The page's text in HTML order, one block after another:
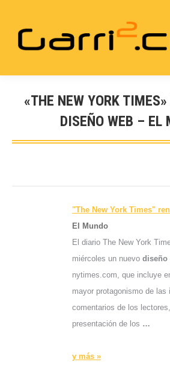
«THE NEW YORK
DISEÑO WEB – EL
Estás
"The New York Times"
El Mundo
El diario The New York
miércoles un nuevo diseño
nytimes.com, que incluye
mayor protagonismo de las
comentarios de los
presentación de los …
y más »